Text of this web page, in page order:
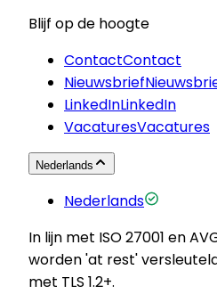
Blijf op de hoogte
ContactContact
Nieuwsbrief
LinkedInLinkedIn
VacaturesVacatures
Nederlands
Nederlands
In lijn met ISO 27001 en
worden 'at rest'
met TLS 1.2+.